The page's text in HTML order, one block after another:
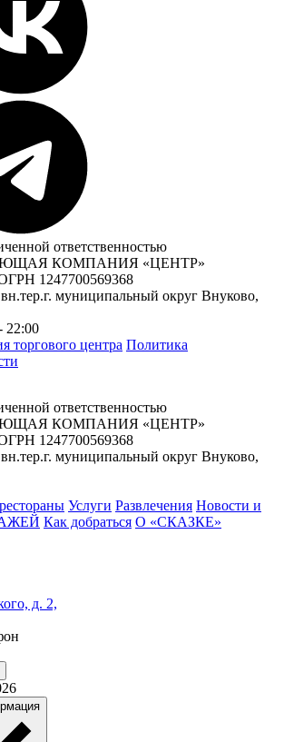
ответственностью
КОМПАНИЯ «ЦЕНТР»
1247700569368
муниципальный округ Внуково,
22:00
торгового центра Политика
ответственностью
КОМПАНИЯ «ЦЕНТР»
1247700569368
муниципальный округ Внуково,
Услуги Развлечения Новости и
Как добраться О «СКАЗКЕ»
д. 2,